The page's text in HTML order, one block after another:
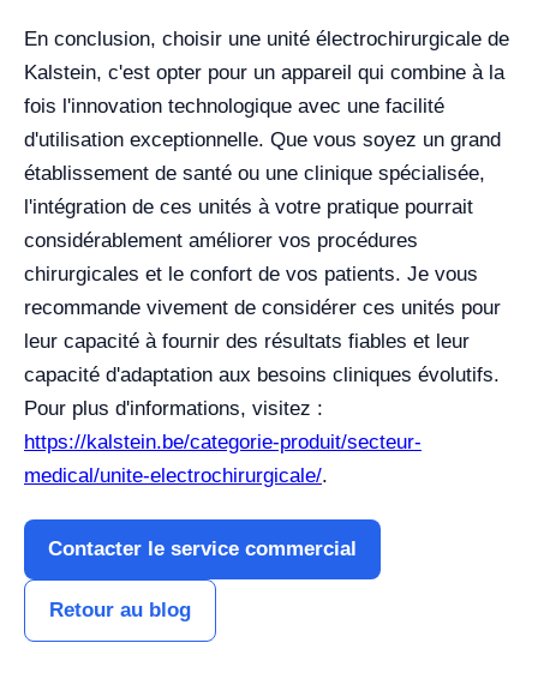
En conclusion, choisir une unité électrochirurgicale de
Kalstein, c'est opter pour un appareil qui combine à la
fois l'innovation technologique avec une facilité
d'utilisation exceptionnelle. Que vous soyez un grand
établissement de santé ou une clinique spécialisée,
l'intégration de ces unités à votre pratique pourrait
considérablement améliorer vos procédures
chirurgicales et le confort de vos patients. Je vous
recommande vivement de considérer ces unités pour
leur capacité à fournir des résultats fiables et leur
capacité d'adaptation aux besoins cliniques évolutifs.
Pour plus d'informations, visitez :
https://kalstein.be/categorie-produit/secteur-
medical/unite-electrochirurgicale/.
Contacter le service commercial
Retour au blog